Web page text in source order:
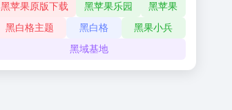
黑苹果原版下载 黑苹果乐园 黑苹果
黑白格主题 黑白格 黑果小兵
黑域基地